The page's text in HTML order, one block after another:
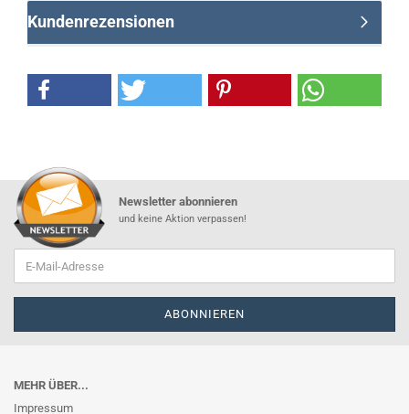
Kundenrezensionen
Newsletter abonnieren
und keine Aktion verpassen!
MEHR ÜBER...
Impressum